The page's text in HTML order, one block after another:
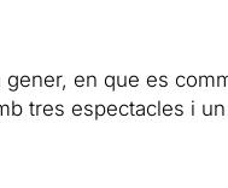
en que es
tres espectacles i un